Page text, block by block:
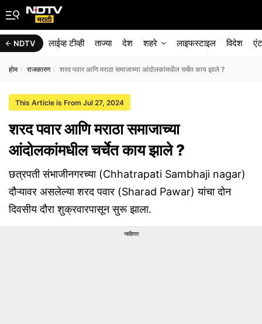
NDTV लाईव्ह टीव्ही ताज्या देश शहरे लाइफस्टाइल विदेश
होम राजकारण शरद पवार आणि मराठा समाजाच्या आंदोलकांमधील चर्चेत काय झाले ?
This Article is From Jul 27, 2024
शरद पवार आणि मराठा समाजाच्या
आंदोलकांमधील चर्चेत काय झाले ?
छत्रपती संभाजीनगरच्या (Chhatrapati Sambhaji nagar)
दौऱ्यावर असलेल्या शरद पवार (Sharad Pawar) यांचा दोन
दिवसीय दौरा शुक्रवारपासून सुरू झाला.
जाहिरात